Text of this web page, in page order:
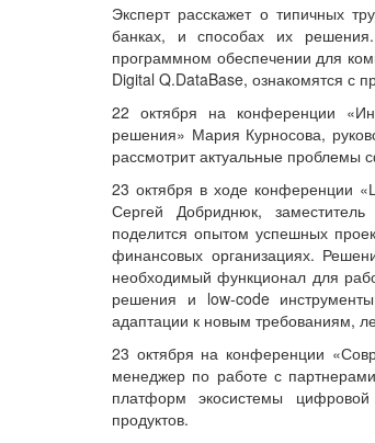
Эксперт расскажет о типичных
банках, и способах их
программном обеспечении для
Digital Q.DataBase, ознакомятся с
22 октября на конференции
решения» Мария Курносова,
рассмотрит актуальные
23 октября в ходе конференции
Сергей Добриднюк,
поделится опытом успешных
финансовых организациях.
необходимый функционал для
решения и low-code
адаптации к новым требованиям,
23 октября на конференции
менеджер по работе с
платформ экосистемы
продуктов.